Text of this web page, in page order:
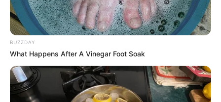
BUZZDAY
What Happens After A Vinegar Foot Soak